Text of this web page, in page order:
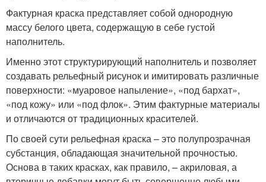
Фактурная краска представляет собой однородную
массу белого цвета, содержащую в себе густой
наполнитель.
Именно этот структурирующий наполнитель и позволяет
создавать рельефный рисунок и имитировать различные
поверхности: «муаровое напыление», «под бархат»,
«под кожу» или «под флок». Этим фактурные материалы
и отличаются от традиционных красителей.
По своей сути рельефная краска – это полупрозрачная
субстанция, обладающая значительной прочностью.
Основа в таких красках, как правило, – акриловая, а